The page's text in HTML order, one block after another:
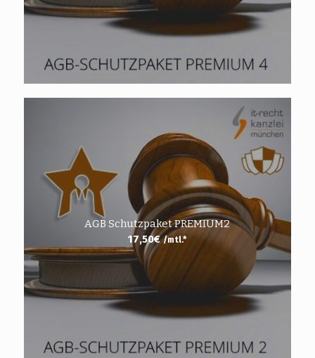
AGB Schutzpaket PREMIUM2
17,50€ /mtl.*